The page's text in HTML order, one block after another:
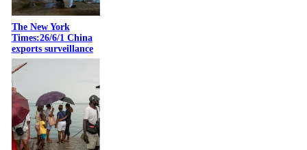
The New York
Times:26/6/1 China
exports surveillance